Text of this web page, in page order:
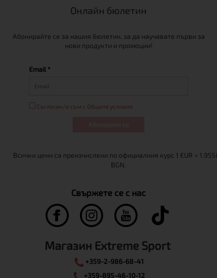
Онлайн бюлетин
Абонирайте се за нашия бюлетин, за да научавате първи за
нови продукти и промоции!
Email *
Съгласен/а съм с Общите условия
Свържете се с нас
Магазин Extreme Sport
+359-2-986-68-41
+359-895-46-10-12